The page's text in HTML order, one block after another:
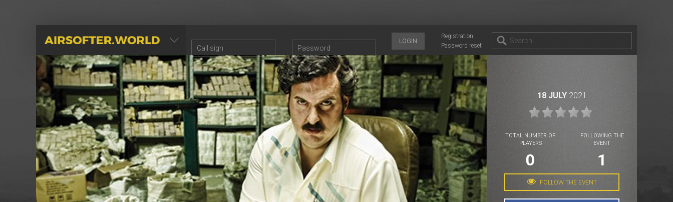
AIRSOFTER.WORLD
Registration
Password reset
LOGIN
18 JULY2021
TOTAL NUMBER OF
PLAYERS
0
FOLLOWING THE
EVENT
1
FOLLOW THE EVENT